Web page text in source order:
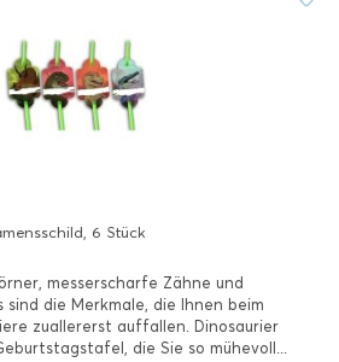
6 Stück
messerscharfe Zähne und
die Merkmale, die Ihnen beim
zuallererst auffallen. Dinosaurier
die Sie so mühevoll...